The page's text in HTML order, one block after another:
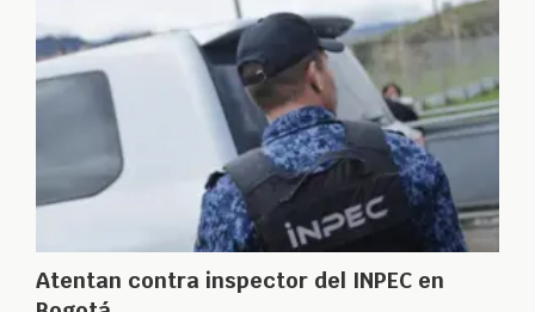
Atentan contra inspector del INPEC en